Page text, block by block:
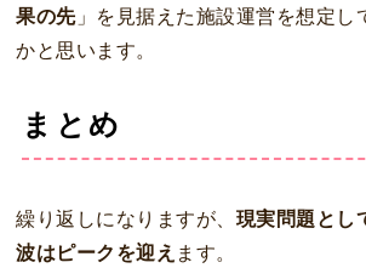
果の先」を見据えた施設運営を想定し
かと思います。
まとめ
繰り返しになりますが、 現実問題とし
波はピークを迎え ます。